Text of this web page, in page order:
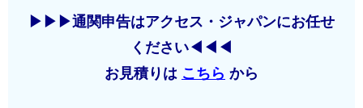
メキシコ・マレーシア・チリ・タイ・インドネ
ASEAN・フィリピン・スイス・ベトナム・ペル
グ
輸出者が作成。
▶▶▶通関申告はアクセス・ジャパンにお任せ
ください◀◀◀
お見積りは こちら から